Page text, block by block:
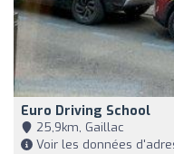
Euro Driving School
25,9km, Gaillac
Voir les données